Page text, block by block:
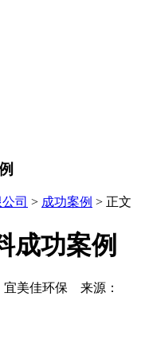
司 > 成功案例 > 正文
成功案例
美佳环保 来源：